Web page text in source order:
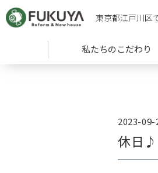
東京都江戸川区
私たちのこだわり
2023-09-
休日♪